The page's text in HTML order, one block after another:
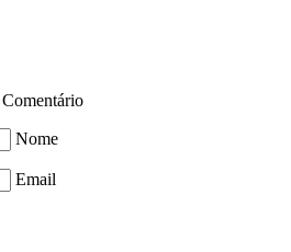
Comentário
Nome
Email